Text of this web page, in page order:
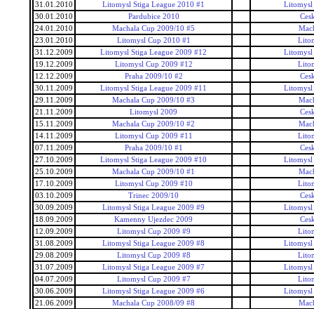
31.01.2010
Litomysl Stiga League 2010 #1
Litomysl
30.01.2010
Pardubice 2010
24.01.2010
Machala Cup 2009/10 #5
23.01.2010
Litomysl Cup 2010 #1
31.12.2009
Litomysl Stiga League 2009 #12
Litomysl
19.12.2009
Litomysl Cup 2009 #12
12.12.2009
Praha 2009/10 #2
30.11.2009
Litomysl Stiga League 2009 #11
Litomysl
29.11.2009
Machala Cup 2009/10 #3
21.11.2009
Litomysl 2009
15.11.2009
Machala Cup 2009/10 #2
14.11.2009
Litomysl Cup 2009 #11
07.11.2009
Praha 2009/10 #1
27.10.2009
Litomysl Stiga League 2009 #10
Litomysl
25.10.2009
Machala Cup 2009/10 #1
17.10.2009
Litomysl Cup 2009 #10
03.10.2009
Trinec 2009/10
30.09.2009
Litomysl Stiga League 2009 #9
Litomysl
18.09.2009
Kamenny Ujezdec 2009
12.09.2009
Litomysl Cup 2009 #9
31.08.2009
Litomysl Stiga League 2009 #8
Litomysl
29.08.2009
Litomysl Cup 2009 #8
31.07.2009
Litomysl Stiga League 2009 #7
Litomysl
04.07.2009
Litomysl Cup 2009 #7
30.06.2009
Litomysl Stiga League 2009 #6
Litomysl
21.06.2009
Machala Cup 2008/09 #8